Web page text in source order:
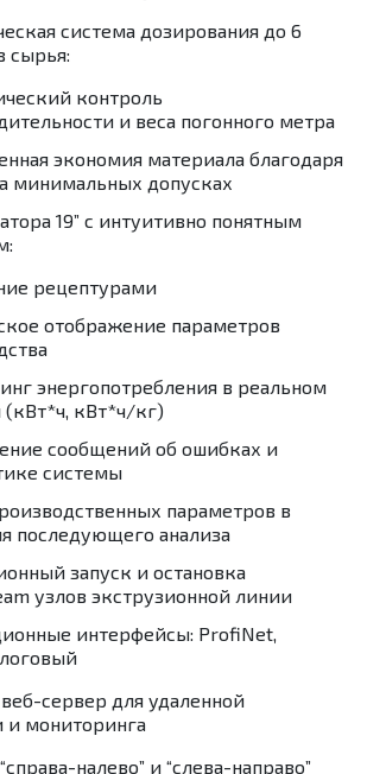
система дозирования до 6
сырья:
контроль
и веса погонного метра
экономия материала благодаря
минимальных допусках
19” с интуитивно понятным
рецептурами
отображение параметров
энергопотребления в реальном
кВт*ч/кг)
сообщений об ошибках и
системы
параметров в
последующего анализа
запуск и остановка
узлов экструзионной линии
интерфейсы: ProfiNet
сервер для удаленной
и мониторинга
налево” и “слева-направо”